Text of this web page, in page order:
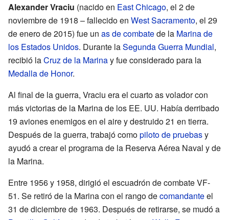
Alexander Vraciu (nacido en East Chicago, el 2 de
noviembre de 1918 – fallecido en West Sacramento, el 29
de enero de 2015) fue un as de combatede la Marina de
los Estados Unidos. Durante laSegunda Guerra Mundial,
recibió laCruz de la Marinay fue considerado para la
Medalla de Honor.
Al final de la guerra, Vraciu era el cuarto as volador con
más victorias de la Marina de los EE. UU. Había derribado
19 aviones enemigos en el aire y destruido 21 en tierra.
Después de la guerra, trabajó comopiloto de pruebasy
ayudó a crear el programa de la Reserva Aérea Naval y de
la Marina.
Entre 1956 y 1958, dirigió el escuadrón de combate VF-
51. Se retiró de la Marina con el rango decomandanteel
31 de diciembre de 1963. Después de retirarse, se mudó a